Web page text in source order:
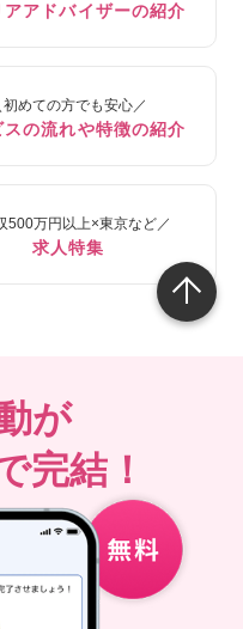
アアドバイザーの紹介
初めての方でも安心／
スの流れや特徴の紹介
500万円以上×東京など／
求人特集
が
完結！